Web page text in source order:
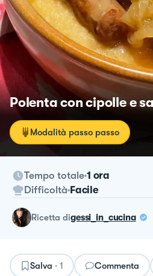
Polenta con cipolle e
Modalità passo passo
Tempo totale 1 ora
Difficoltà Facile
ricetta digessi_in_cucina
Salva · 1 Commenta